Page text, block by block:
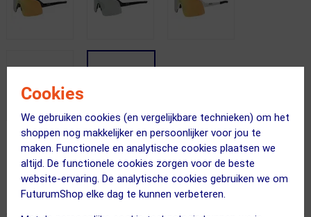
Cookies
We gebruiken cookies (en vergelijkbare technieken) om het
shoppen nog makkelijker en persoonlijker voor jou te
maken. Functionele en analytische cookies plaatsen we
altijd. De functionele cookies zorgen voor de beste
website-ervaring. De analytische cookies gebruiken we om
FuturumShop elke dag te kunnen verbeteren.
Gratis bezorging & retourneren
Voor 23:00 uur besteld, morgen in huis
365 dagen retourrecht